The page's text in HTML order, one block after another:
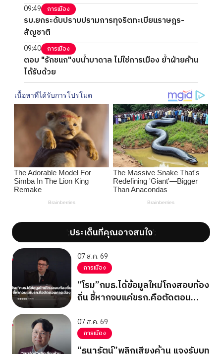
09:49 การเมือง
รบ.ยกระดับปราบปรามการทุจริตทะเบียนราษฎร-
สัญชาติ
09:40 การเมือง
ตอบ "รักชนก"งบน้ำบาดาล ไม่ใช่การเมือง ย้ำฝ่ายค้าน
ได้รับด้วย
';ประเด็นที่คุณอาจสนใจ';
07 ส.ค. 69
การเมือง
“โรม”กมธ.ได้ข้อมูลใหม่โกงสอบท้อง
ถิ่น ชี้หากจบแค่ขรก.คือตัดตอน
07 ส.ค. 69
การเมือง